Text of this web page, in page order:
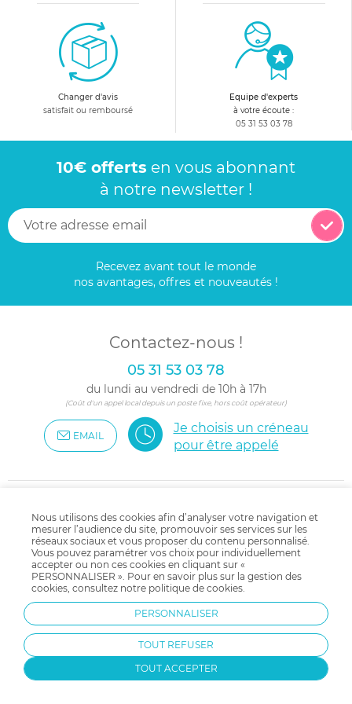
Changer d'avis
satisfait ou remboursé
Equipe d'experts
à votre écoute :
05 31 53 03 78
10€ offerts en vous abonnant
à notre newsletter !
Recevez avant tout le monde
nos avantages, offres et nouveautés !
Contactez-nous !
05 31 53 03 78
du lundi au vendredi de 10h à 17h
(Coût d'un appel local depuis un poste fixe, hors coût opérateur)
EMAIL
Je choisis un créneau
pour être appelé
Suivez-nous !
pour encore plus d'inspirations
et de bons plans !
Partagez-nous vos trouvailles
avec le #allobebe
Nous utilisons des cookies afin d’analyser votre navigation et
mesurer l’audience du site, promouvoir ses services sur les
réseaux sociaux et vous proposer du contenu personnalisé.
Vous pouvez paramétrer vos choix pour individuellement
accepter ou non ces cookies en cliquant sur «
PERSONNALISER ». Pour en savoir plus sur la gestion des
cookies, consultez notre politique de cookies.
PERSONNALISER
TOUT REFUSER
TOUT ACCEPTER